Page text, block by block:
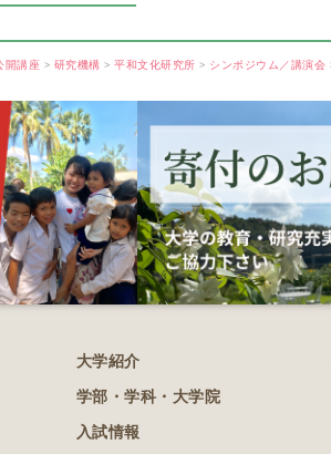
開講座 研究機構 平和文化研究所 シンポジウム／講演会
大学紹介
学部・学科・大学院
入試情報